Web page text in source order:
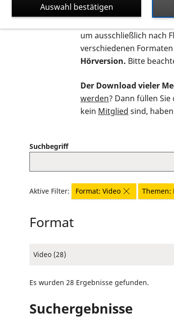
Auf dieser Seite finden
um ausschließlich nach
verschiedenen
Hörversion. Bitte
Der Download vieler
werden? Dann füllen Sie
kein Mitglied sind,
Suchbegriff
Aktive Filter: Format: Video Themen:
Format
Video (28)
Es wurden 28 Ergebnisse gefunden.
Suchergebnisse
Auswahl bestätigen